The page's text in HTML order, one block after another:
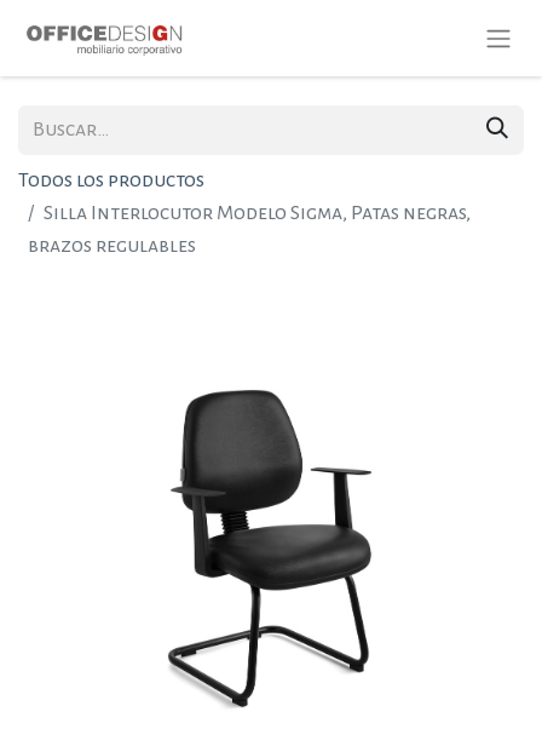
Todos los productos
Silla Interlocutor Modelo Sigma, Patas negras,
brazos regulables